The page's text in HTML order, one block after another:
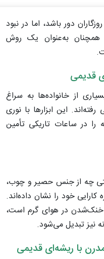
دور باشد، اما در نبود
همچنان به‌عنوان یک روش
از خانواده‌ها به سراغ
این ابزارها با نوری
را در ساعات تاریکی تأمین
چه از جنس حصیر و چوب،
خود را نشان داده‌اند.
خنک‌شدن در هوای گرم است،
نیز تبدیل می‌شود.